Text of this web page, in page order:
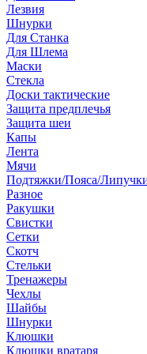
Лезвия
Шнурки
Для Станка
Для Шлема
Маски
Стекла
Доски тактические
Защита предплечья
Защита шеи
Капы
Лента
Мячи
Подтяжки/Пояса/
Разное
Ракушки
Свистки
Сетки
Скотч
Стельки
Тренажеры
Чехлы
Шайбы
Шнурки
Клюшки
Клюшки вратаря